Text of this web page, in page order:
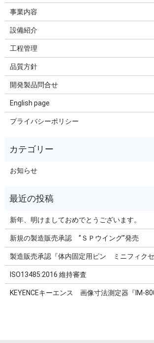
事業内容
設備紹介
工程管理
品質方針
開発製品問合せ
English page
プライバシーポリシー
お知らせ
新年、明けましておめでとうございます。
新規の製造販売承認 ”ＳＰウイング”発売
製造販売承認『体内固定用ピン ミニフィク
ISO13485:2016 維持審査
KEYENCEキーエンス 画像寸法測定器『IM-